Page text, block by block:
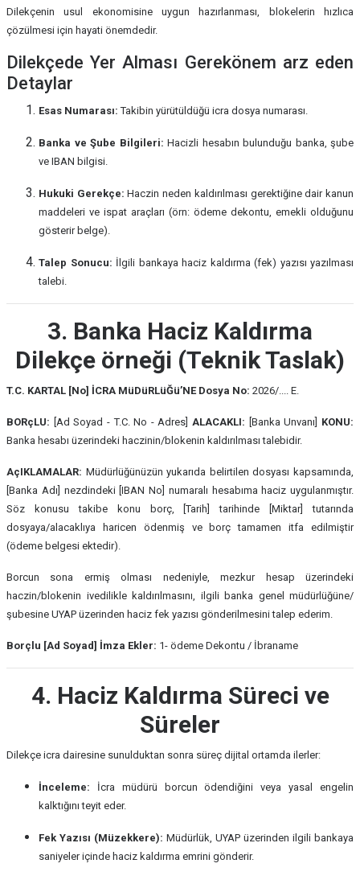
Dilekçenin usul ekonomisine uygun hazırlanması, blokelerin hızlıca
çözülmesi için hayati önemdedir.
Dilekçede Yer Alması Gerekönem arz eden
Detaylar
Esas Numarası: Takibin yürütüldüğü icra dosya numarası.
Banka ve Şube Bilgileri: Hacizli hesabın bulunduğu banka, şube
ve IBAN bilgisi.
Hukuki Gerekçe: Haczin neden kaldırılması gerektiğine dair kanun
maddeleri ve ispat araçları (örn: ödeme dekontu, emekli olduğunu
gösterir belge).
Talep Sonucu: İlgili bankaya haciz kaldırma (fek) yazısı yazılması
talebi.
3. Banka Haciz Kaldırma
Dilekçe örneği (Teknik Taslak)
T.C. KARTAL [No] İCRA MüDüRLüĞü’NE Dosya No: 2026/.... E.
BORçLU: [Ad Soyad - T.C. No - Adres]ALACAKLI: [Banka Unvanı] KONU:
Banka hesabı üzerindeki haczinin/blokenin kaldırılması talebidir.
AçIKLAMALAR: Müdürlüğünüzün yukarıda belirtilen dosyası kapsamında,
[Banka Adı] nezdindeki [IBAN No] numaralı hesabıma haciz uygulanmıştır.
Söz konusu takibe konu borç, [Tarih] tarihinde [Miktar] tutarında
dosyaya/alacaklıya haricen ödenmiş ve borç tamamen itfa edilmiştir
(ödeme belgesi ektedir).
Borcun sona ermiş olması nedeniyle, mezkur hesap üzerindeki
haczin/blokenin ivedilikle kaldırılmasını, ilgili banka genel müdürlüğüne/
şubesine UYAP üzerinden haciz fek yazısı gönderilmesini talep ederim.
Borçlu [Ad Soyad] İmza Ekler: 1- ödeme Dekontu / İbraname
4. Haciz Kaldırma Süreci ve
Süreler
Dilekçe icra dairesine sunulduktan sonra süreç dijital ortamda ilerler:
İnceleme: İcra müdürü borcun ödendiğini veya yasal engelin
kalktığını teyit eder.
Fek Yazısı (Müzekkere): Müdürlük, UYAP üzerinden ilgili bankaya
saniyeler içinde haciz kaldırma emrini gönderir.